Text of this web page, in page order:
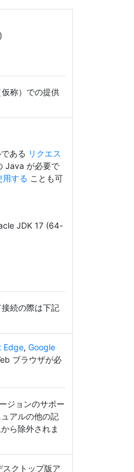
称）での提供
ある リクエス
Java が必要で
用する ことも可
JDK 17 (64-
続の際は下記
Edge, Google
ブラウザが必
ジョンのサポー
アルの他の記
ら除外されま
スクトップ版ア